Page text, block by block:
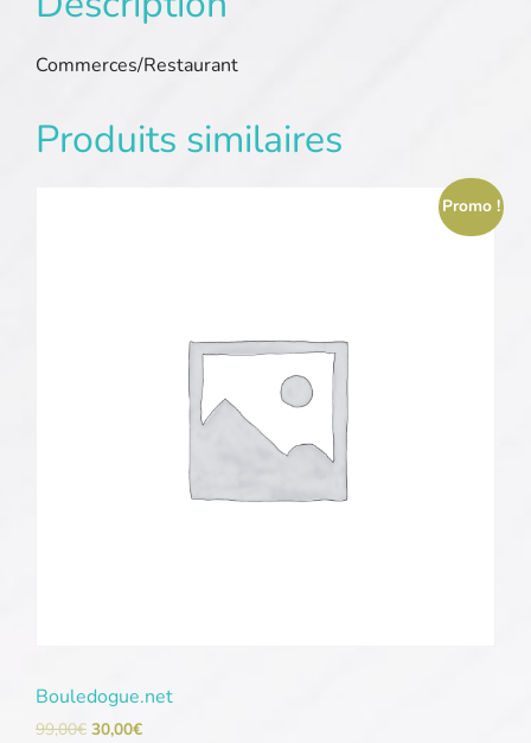
Commerces/Restaurant
Produits similaires
Promo !
Bouledogue.net
99,00€ 30,00€